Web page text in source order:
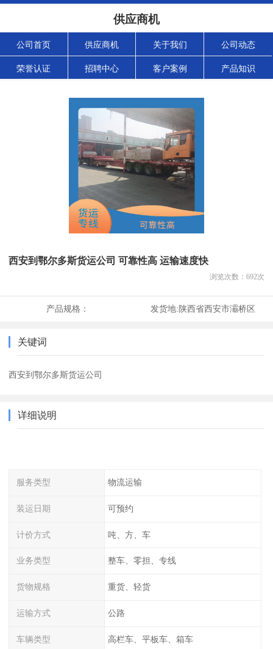
供应商机
公司首页 供应商机 关于我们 公司动态
荣誉认证 招聘中心 客户案例 产品知识
西安到鄂尔多斯货运公司 可靠性高 运输速度快
浏览次数： 692次
产品规格： 发货地:陕西省西安市灞桥区
关键词
西安到鄂尔多斯货运公司
详细说明
服务类型 物流运输
装运日期 可预约
计价方式 吨、方、车
业务类型 整车、零担、专线
货物规格 重货、轻货
运输方式 公路
车辆类型 高栏车、平板车、箱车